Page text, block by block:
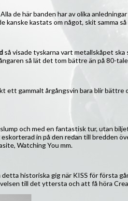
de här banden har av olika
kanske kastats om något, skit samma
så visade tyskarna vart metallskåpet
så lät det tom bättre än på 80-
ett gammalt årgångsvin bara blir
slump och med en fantastisk tur, utan
in på den redan till bredden
Watching You mm.
detta historiska gig när KISS för första
till det yttersta och att få höra